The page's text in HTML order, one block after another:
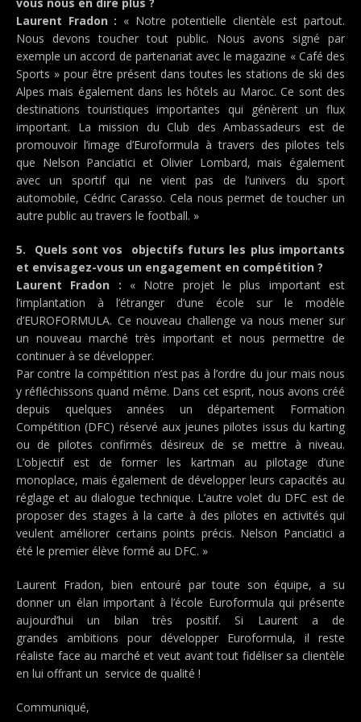
Laurent Fradon : « Notre potentielle clientèle est partout.
Nous devons toucher tout public. Nous avons signé par
exemple un accord de partenariat avec le magazine « Café des
Sports » pour être présent dans toutes les stations de ski des
Alpes mais également dans les hôtels au Maroc. Ce sont des
destinations touristiques importantes qui génèrent un flux
important. La mission du Club des Ambassadeurs est de
promouvoir l’image d’Euroformula à travers des pilotes tels
que Nelson Panciatici et Olivier Lombard, mais également
avec un sportif qui ne vient pas de l’univers du sport
automobile, Cédric Carasso. Cela nous permet de toucher un
autre public au travers le football. »
5. Quels sont vos objectifs futurs les plus importants
et envisagez-vous un engagement en compétition ?
Laurent Fradon : « Notre projet le plus important est
l’implantation à l’étranger d’une école sur le modèle
d’EUROFORMULA. Ce nouveau challenge va nous mener sur
un nouveau marché très important et nous permettre de
continuer à se développer.
Par contre la compétition n’est pas à l’ordre du jour mais nous
y réfléchissons quand même. Dans cet esprit, nous avons créé
depuis quelques années un département Formation
Compétition (DFC) réservé aux jeunes pilotes issus du karting
ou de pilotes confirmés désireux de se mettre à niveau.
L’objectif est de former les kartman au pilotage d’une
monoplace, mais également de développer leurs capacités au
réglage et au dialogue technique. L’autre volet du DFC est de
proposer des stages à la carte à des pilotes en activités qui
veulent améliorer certains points précis. Nelson Panciatici a
été le premier élève formé au DFC. »
Laurent Fradon, bien entouré par toute son équipe, a su
donner un élan important à l’école Euroformula qui présente
aujourd’hui un bilan très positif. Si Laurent a de
grandes ambitions pour développer Euroformula, il reste
réaliste face au marché et veut avant tout fidéliser sa clientèle
en lui offrant un service de qualité !
Communiqué,